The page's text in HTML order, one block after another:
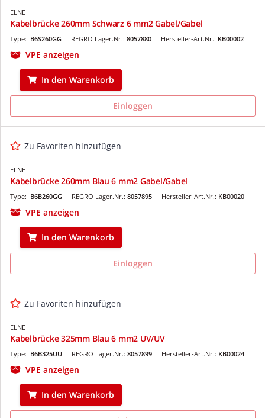
ELNE
Kabelbrücke 260mm Schwarz 6 mm2 Gabel/Gabel
REGRO Lager.Nr.: 8057880
Type: B6S260GG Hersteller-Art.Nr.: KB00002
VPE anzeigen
In den Warenkorb
Einloggen
Zu Favoriten hinzufügen
ELNE
Kabelbrücke 260mm Blau 6 mm2 Gabel/Gabel
REGRO Lager.Nr.: 8057895
Type: B6B260GG Hersteller-Art.Nr.: KB00020
VPE anzeigen
In den Warenkorb
Einloggen
Zu Favoriten hinzufügen
ELNE
Kabelbrücke 325mm Blau 6 mm2 UV/UV
REGRO Lager.Nr.: 8057899
Type: B6B325UU Hersteller-Art.Nr.: KB00024
VPE anzeigen
In den Warenkorb